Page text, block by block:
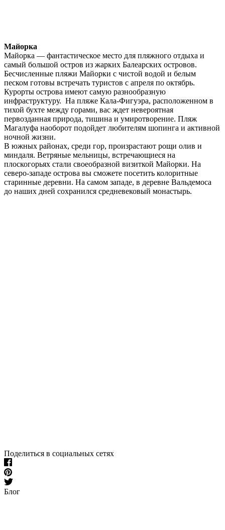
Майорка
Майорка — фантастическое место для пляжного отдыха и
самый большой остров из жарких Балеарских островов.
Бесчисленные пляжи Майорки с чистой водой и белым
песком готовы встречать туристов с апреля по октябрь.
Курорты острова имеют самую разнообразную
инфраструктуру. На пляже Кала-Фигуэра, расположенном в
тихой бухте между горами, вас ждет невероятная
первозданная природа, тишина и умиротворение. Пляж
Магалуфа наоборот подойдет любителям шопинга и активной
ночной жизни.
В южных районах, среди гор, произрастают рощи олив и
миндаля. Ветряные мельницы, встречающиеся на
плоскогорьях стали своеобразной визиткой Майорки. На
северо-западе острова вы сможете посетить колоритные
старинные деревни. На самом западе, в деревне Вальдемоса
до наших дней сохранился средневековый монастырь.
Поделиться в социальных сетях
Блог